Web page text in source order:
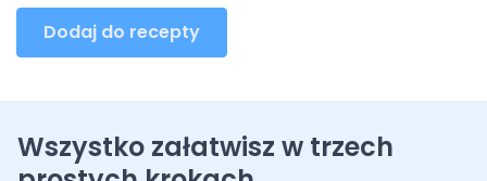
Dodaj do recepty
Wszystko załatwisz w trzech